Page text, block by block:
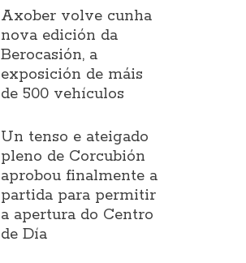
Axober volve cunha
nova edición da
Berocasión, a
exposición de máis
de 500 vehículos
Un tenso e ateigado
pleno de Corcubión
aprobou finalmente a
partida para permitir
a apertura do Centro
de Día